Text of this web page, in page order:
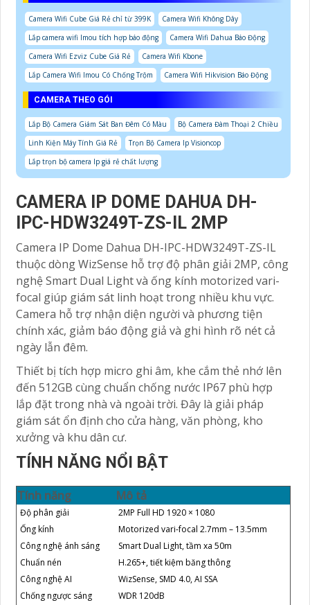
Camera Wifi Cube Giá Rẻ chỉ từ 399K
Camera Wifi Không Dây
Lắp camera wifi Imou tích hợp báo động
Camera Wifi Dahua Báo Động
Camera Wifi Ezviz Cube Giá Rẻ
Camera Wifi Kbone
Lắp Camera Wifi Imou Có Chống Trộm
Camera Wifi Hikvision Báo Động
CAMERA THEO GÓI
Lắp Bộ Camera Giám Sát Ban Đêm Có Màu
Bộ Camera Đàm Thoại 2 Chiều
Linh Kiện Máy Tính Giá Rẻ
Trọn Bộ Camera Ip Visioncop
Lắp trọn bộ camera Ip giá rẻ chất lượng
CAMERA IP DOME DAHUA DH-
IPC-HDW3249T-ZS-IL 2MP
Camera IP Dome Dahua DH-IPC-HDW3249T-ZS-IL
thuộc dòng WizSense hỗ trợ độ phân giải 2MP, công
nghệ Smart Dual Light và ống kính motorized vari-
focal giúp giám sát linh hoạt trong nhiều khu vực.
Camera hỗ trợ nhận diện người và phương tiện
chính xác, giảm báo động giả và ghi hình rõ nét cả
ngày lẫn đêm.
Thiết bị tích hợp micro ghi âm, khe cắm thẻ nhớ lên
đến 512GB cùng chuẩn chống nước IP67 phù hợp
lắp đặt trong nhà và ngoài trời. Đây là giải pháp
giám sát ổn định cho cửa hàng, văn phòng, kho
xưởng và khu dân cư.
TÍNH NĂNG NỔI BẬT
Tính năng Mô tả
Độ phân giải
2MP Full HD 1920 × 1080
Ống kính
Motorized vari-focal 2.7mm – 13.5mm
Công nghệ ánh sáng
Smart Dual Light, tầm xa 50m
Chuẩn nén
H.265+, tiết kiệm băng thông
Công nghệ AI
WizSense, SMD 4.0, AI SSA
Chống ngược sáng
WDR 120dB